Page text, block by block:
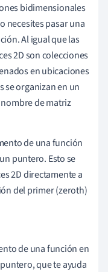
bidimensionales
necesites pasar una
Al igual que las
2D son colecciones
en ubicaciones
se organizan en un
de matriz
de una función
puntero. Esto se
2D directamente a
del primer (zeroth)
de una función en
que te ayuda